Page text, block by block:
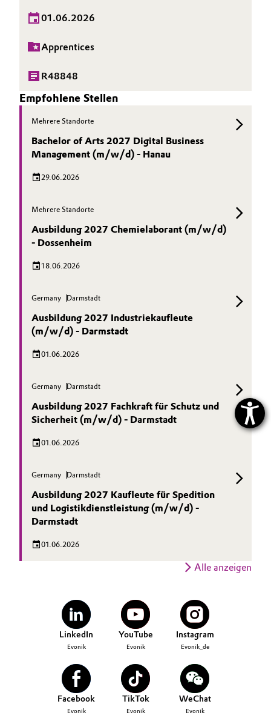
01.06.2026
Apprentices
R48848
Empfohlene Stellen
Mehrere Standorte
Bachelor of Arts 2027 Digital Business
Management (m/w/d) - Hanau
29.06.2026
Mehrere Standorte
Ausbildung 2027 Chemielaborant (m/w/d)
- Dossenheim
18.06.2026
Germany Darmstadt
Ausbildung 2027 Industriekaufleute
(m/w/d) - Darmstadt
01.06.2026
Germany Darmstadt
Ausbildung 2027 Fachkraft für Schutz und
Sicherheit (m/w/d) - Darmstadt
01.06.2026
Germany Darmstadt
Ausbildung 2027 Kaufleute für Spedition
und Logistikdienstleistung (m/w/d) -
Darmstadt
01.06.2026
Alle anzeigen
LinkedIn
Evonik
YouTube
Evonik
Instagram
Evonik_de
Facebook
Evonik
TikTok
Evonik
WeChat
Evonik